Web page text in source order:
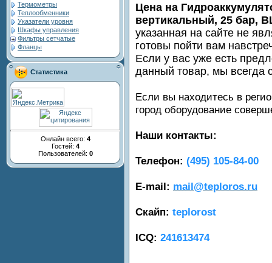
Термометры
Теплообменники
Указатели уровня
Шкафы управления
Фильтры сетчатые
Фланцы
Статистика
Онлайн всего: 4
Гостей: 4
Пользователей: 0
Цена на
вертикальный, 25 бар,
указанная на сайте не
готовы пойти вам
Если у вас уже есть
данный товар, мы всегда
Если вы находитесь в
город оборудование
Наши контакты:
Телефон: (495) 105-84-00
E-mail: mail@teploros.ru
Скайп: teplorost
ICQ: 241613474